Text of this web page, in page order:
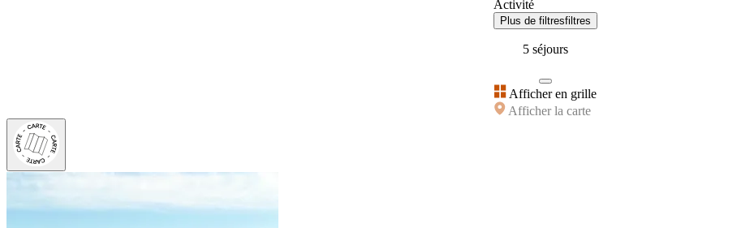
Activité
Plus de filtresfiltres
5 séjours
Afficher en grille
Afficher la carte